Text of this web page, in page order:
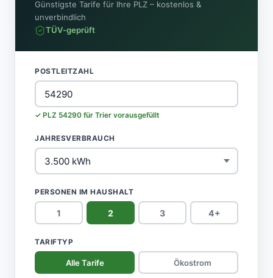
Günstigste Tarife für Ihre PLZ – kostenlos &
unverbindlich
TÜV-geprüft
POSTLEITZAHL
✓ PLZ 54290 für Trier vorausgefüllt
JAHRESVERBRAUCH
PERSONEN IM HAUSHALT
1 2 3 4+
TARIFTYP
Alle Tarife Ökostrom